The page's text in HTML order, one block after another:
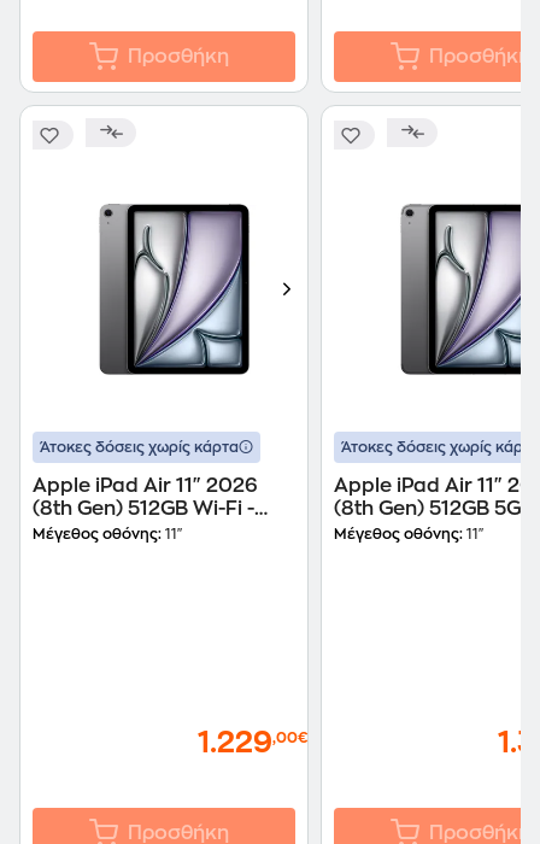
Προσθήκη Προσθήκη
Άτοκες δόσεις χωρίς κάρτα
Apple iPad Air 11" 2026
(8th Gen) 512GB Wi-Fi -
Space Grey
Μέγεθος οθόνης: 11"
1.229,00€
Προσθήκη
Άτοκες δόσεις χωρίς κάρτα
Apple iPad Air 11"
(8th Gen) 512GB 5G -
Space Gray
Μέγεθος οθόνης: 11"
Προσθήκη